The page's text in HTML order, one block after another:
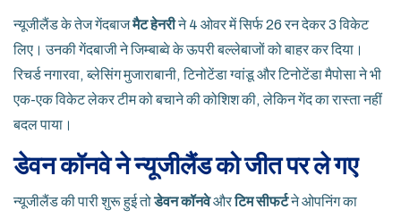
न्यूजीलैंड के तेज गेंदबाजमैट हेनरीने 4 ओवर में सिर्फ 26 रन देकर 3 विकेट
लिए। उनकी गेंदबाजी ने जिम्बाब्वे के ऊपरी बल्लेबाजों को बाहर कर दिया।
रिचर्ड नगारवा, ब्लेसिंग मुजाराबानी, टिनोटेंडा ग्वांडू और टिनोटेंडा मैपोसा ने भी
एक-एक विकेट लेकर टीम को बचाने की कोशिश की, लेकिन गेंद का रास्ता नहीं
बदल पाया।
डेवन कॉनवे ने न्यूजीलैंड को जीत पर ले गए
न्यूजीलैंड की पारी शुरू हुई तोडेवन कॉनवेऔरटिम सीफर्टने ओपनिंग का